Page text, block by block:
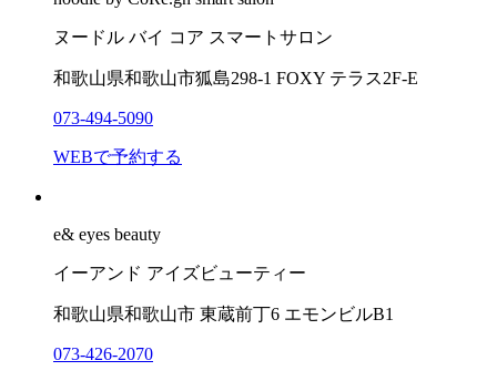
ヌードル バイ コア スマートサロン
和歌山県和歌山市狐島298-1 FOXY テラス2F-E
073-494-5090
WEBで予約する
e& eyes beauty
イーアンド アイズビューティー
和歌山県和歌山市 東蔵前丁6 エモンビルB1
073-426-2070